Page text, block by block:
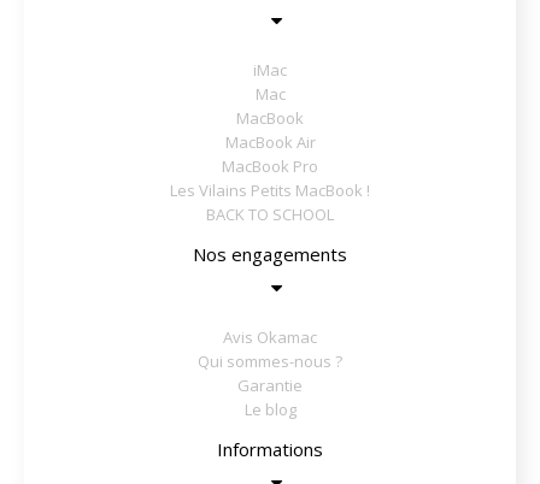
iMac
Mac
MacBook
MacBook Air
MacBook Pro
Les Vilains Petits MacBook !
BACK TO SCHOOL
Nos engagements
Avis Okamac
Qui sommes-nous ?
Garantie
Le blog
Informations